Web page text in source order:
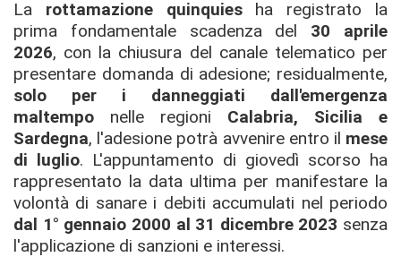
La rottamazione quinquies ha registrato la
prima fondamentale scadenza del 30 aprile
2026, con la chiusura del canale telematico per
presentare domanda di adesione; residualmente,
solo per i danneggiati dall'emergenza
maltempo nelle regioni Calabria, Sicilia e
Sardegna, l'adesione potrà avvenire entro il mese
di luglio. L'appuntamento di giovedì scorso ha
rappresentato la data ultima per manifestare la
volontà di sanare i debiti accumulati nel periodo
dal 1° gennaio 2000 al 31 dicembre 2023 senza
l'applicazione di sanzioni e interessi.